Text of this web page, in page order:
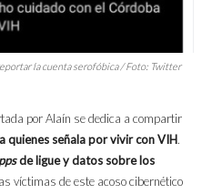
la cuenta serofóbica / Foto: Twitter
por Alaín se dedica a compartir
quienes señala por vivir con VIH.
de ligue y datos sobre los
víctimas de este acoso cibernético